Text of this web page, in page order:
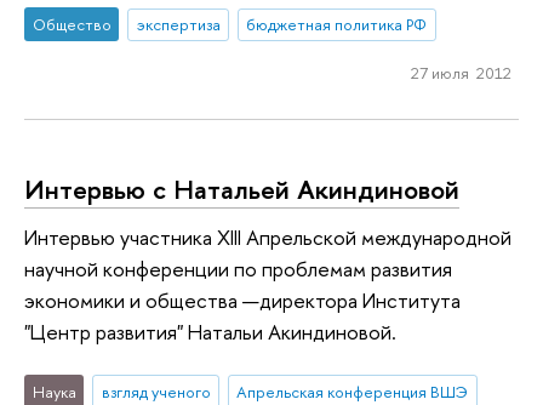
Общество экспертиза бюджетная политика РФ
27 июля 2012
Интервью с Натальей Акиндиновой
Интервью участника XIII Апрельской международной
научной конференции по проблемам развития
экономики и общества —директора Института
"Центр развития" Натальи Акиндиновой.
Наука взгляд ученого
Апрельская конференция ВШЭ